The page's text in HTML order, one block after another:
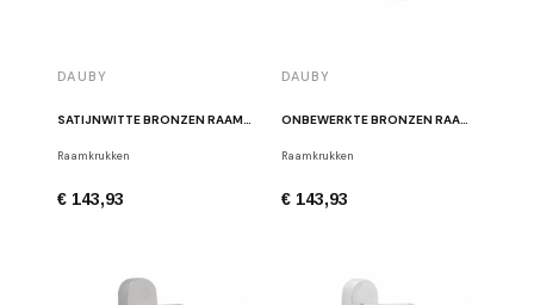
DAUBY
SATIJNWITTE BRONZEN RAAMKRUK PH1925+ DK WBS
Raamkrukken
€ 143,93
DAUBY
ONBEWERKTE BRONZEN RAAMGREEP PH1925+ DK RB
Raamkrukken
€ 143,93